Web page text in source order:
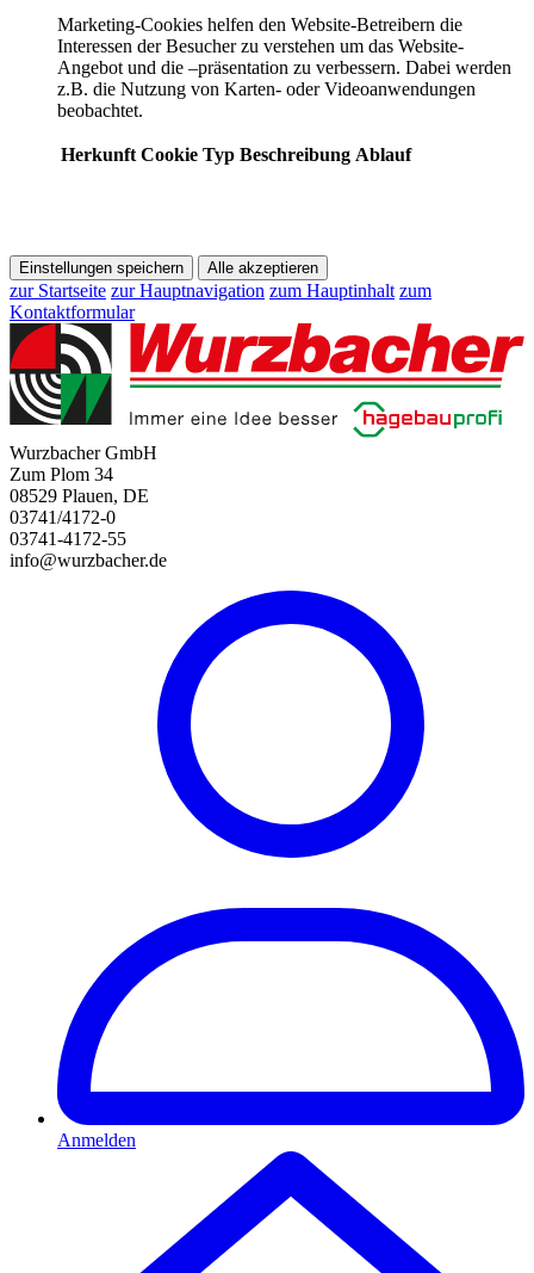
Marketing-Cookies helfen den Website-Betreibern die
Interessen der Besucher zu verstehen um das Website-
Angebot und die –präsentation zu verbessern. Dabei werden
z.B. die Nutzung von Karten- oder Videoanwendungen
beobachtet.
Herkunft Cookie Typ Beschreibung Ablauf
Einstellungen speichern Alle akzeptieren
zur Startseite zur Hauptnavigation zum Hauptinhalt zum
Kontaktformular
Wurzbacher GmbH
Zum Plom 34
08529 Plauen, DE
03741/4172-0
03741-4172-55
info@wurzbacher.de
Anmelden